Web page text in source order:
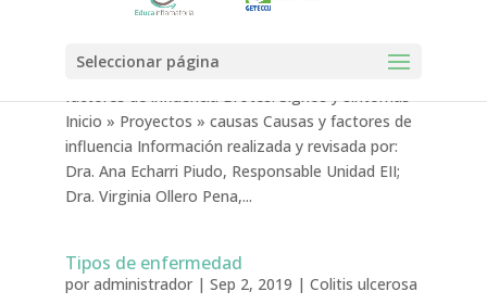
Seleccionar página
Colitis ulcerosa Tipos de enfermedad Causas y
factores de influencia Brotes. Signos y síntomas
Inicio » Proyectos » causas Causas y factores de
influencia Información realizada y revisada por:
Dra. Ana Echarri Piudo, Responsable Unidad EII;
Dra. Virginia Ollero Pena,...
Tipos de enfermedad
por administrador| Sep 2, 2019 | Colitis ulcerosa